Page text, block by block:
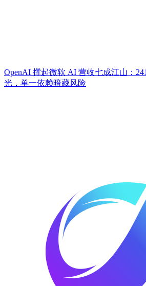
OpenAI 撑起微软 AI 营收七成江山：
光，单一依赖暗藏风险